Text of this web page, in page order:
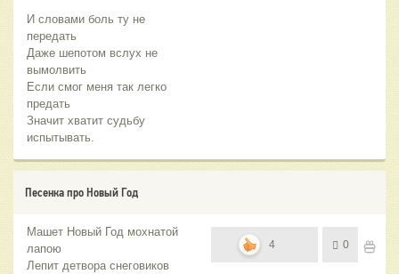
И словами боль ту не
передать
Даже шепотом вслух не
вымолвить
Если смог меня так легко
предать
Значит хватит судьбу
испытывать.
Песенка про Новый Год
Машет Новый Год мохнатой
лапою
Лепит детвора снеговиков
4 0